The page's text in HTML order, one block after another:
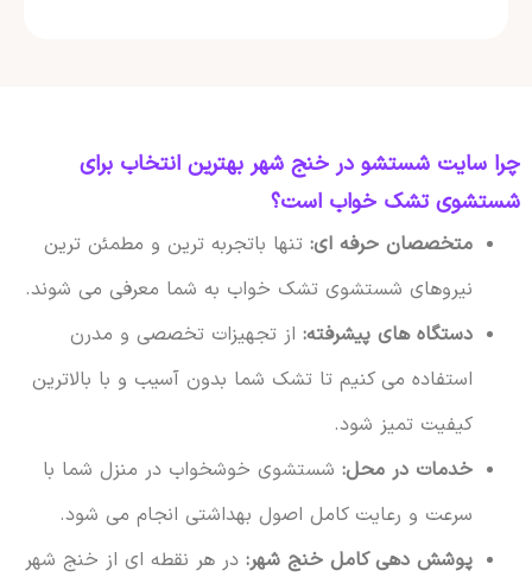
چرا سایت شستشو در خنج شهر بهترین انتخاب برای
شستشوی تشک خواب است؟
متخصصان حرفه ای:تنها باتجربه ترین و مطمئن ترین
نیروهای شستشوی تشک خواب به شما معرفی می شوند.
دستگاه های پیشرفته:از تجهیزات تخصصی و مدرن
استفاده می کنیم تا تشک شما بدون آسیب و با بالاترین
کیفیت تمیز شود.
خدمات در محل:شستشوی خوشخواب در منزل شما با
سرعت و رعایت کامل اصول بهداشتی انجام می شود.
پوشش دهی کامل خنج شهر:در هر نقطه ای از خنج شهر